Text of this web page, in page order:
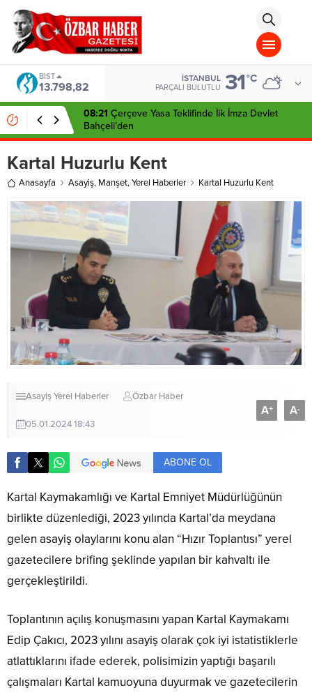
islami
chat
omegla
türk
sohbet
cinsel
sohbet
dini
chat
BIST
13.798,82
İSTANBUL
PARÇALI BULUTLU 31°C
08:21 Çerçeve Yasa Teklifinde İlk İmza Devlet
Bahçeli’den
Kartal Huzurlu Kent
Anasayfa Asayiş, Manşet,Yerel Haberler Kartal Huzurlu Kent
AsayişYerel Haberler Özbar Haber
05.01.2024 18:43
A+ A-
ABONE OL
Kartal Kaymakamlığı ve Kartal Emniyet Müdürlüğünün
birlikte düzenlediği, 2023 yılında Kartal’da meydana
gelen asayiş olaylarını konu alan “Hızır Toplantısı” yerel
gazetecilere brifing şeklinde yapılan bir kahvaltı ile
gerçekleştirildi.
Toplantının açılış konuşmasını yapan Kartal Kaymakamı
Edip Çakıcı, 2023 yılını asayiş olarak çok iyi istatistiklerle
atlattıklarını ifade ederek, polisimizin yaptığı başarılı
çalışmaları Kartal kamuoyuna duyurmak ve gazetecilerin